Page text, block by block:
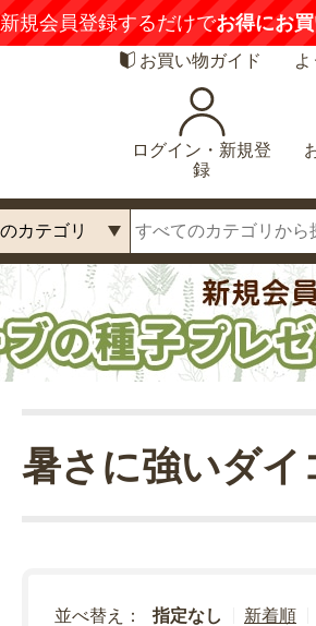
新規会員登録するだけでお得にお
お買い物ガイド
ログイン・新規登
録
暑さに強いダ
並べ替え： 指定なし 新着順